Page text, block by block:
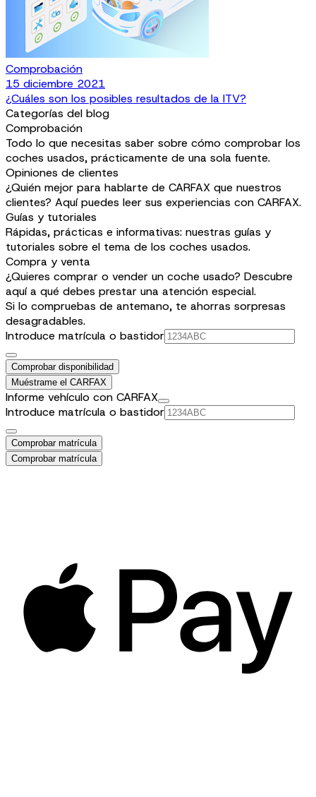
Comprobación
15 diciembre 2021
¿Cuáles son los posibles resultados de la ITV?
Categorías del blog
Comprobación
Todo lo que necesitas saber sobre cómo comprobar los
coches usados, prácticamente de una sola fuente.
Opiniones de clientes
¿Quién mejor para hablarte de CARFAX que nuestros
clientes? Aquí puedes leer sus experiencias con CARFAX.
Guías y tutoriales
Rápidas, prácticas e informativas: nuestras guías y
tutoriales sobre el tema de los coches usados.
Compra y venta
¿Quieres comprar o vender un coche usado? Descubre
aquí a qué debes prestar una atención especial.
Si lo compruebas de antemano, te ahorras sorpresas
desagradables.
Introduce matrícula o bastidor
Comprobar disponibilidad
Muéstrame el CARFAX
Informe vehículo con CARFAX
Introduce matrícula o bastidor
Comprobar matrícula
Comprobar matrícula